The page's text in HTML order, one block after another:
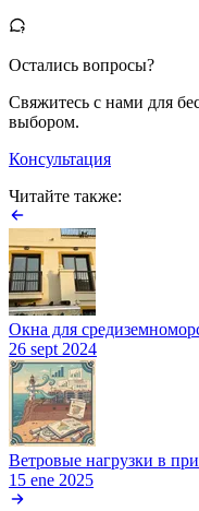
Остались вопросы?
Свяжитесь с нами для
выбором.
Консультация
Читайте также:
Окна для
26 sept 2024
Ветровые нагрузки в
15 ene 2025